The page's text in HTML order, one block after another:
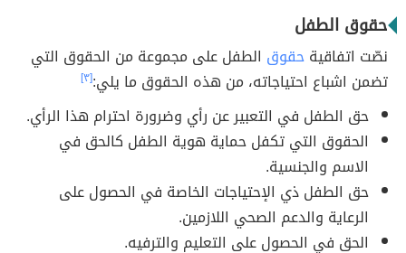
حقوق الطفل
نصّت اتفاقيةحقوق الطفل على مجموعة من الحقوق التي
تضمن اشباع احتياجاته، من هذه الحقوق ما يلي:[٣]
حق الطفل في التعبير عن رأي وضرورة احترام هذا الرأي.
الحقوق التي تكفل حماية هوية الطفل كالحق في
الاسم والجنسية.
حق الطفل ذي الإحتياجات الخاصة في الحصول على
الرعاية والدعم الصحي اللازمين.
الحق في الحصول على التعليم والترفيه.